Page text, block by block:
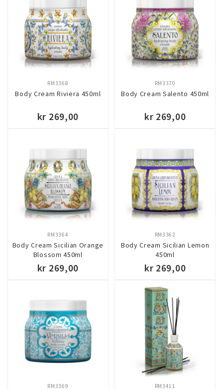
Body Cream Riviera 450ml
RM3368
kr 269,00
KJØP
Body Cream Salento 450ml
RM3370
kr 269,00
KJØP
Body Cream Sicilian Orange
Blossom 450ml
RM3364
kr 269,00
KJØP
Body Cream Sicilian Lemon
450ml
RM3362
kr 269,00
RM3369 RM3411